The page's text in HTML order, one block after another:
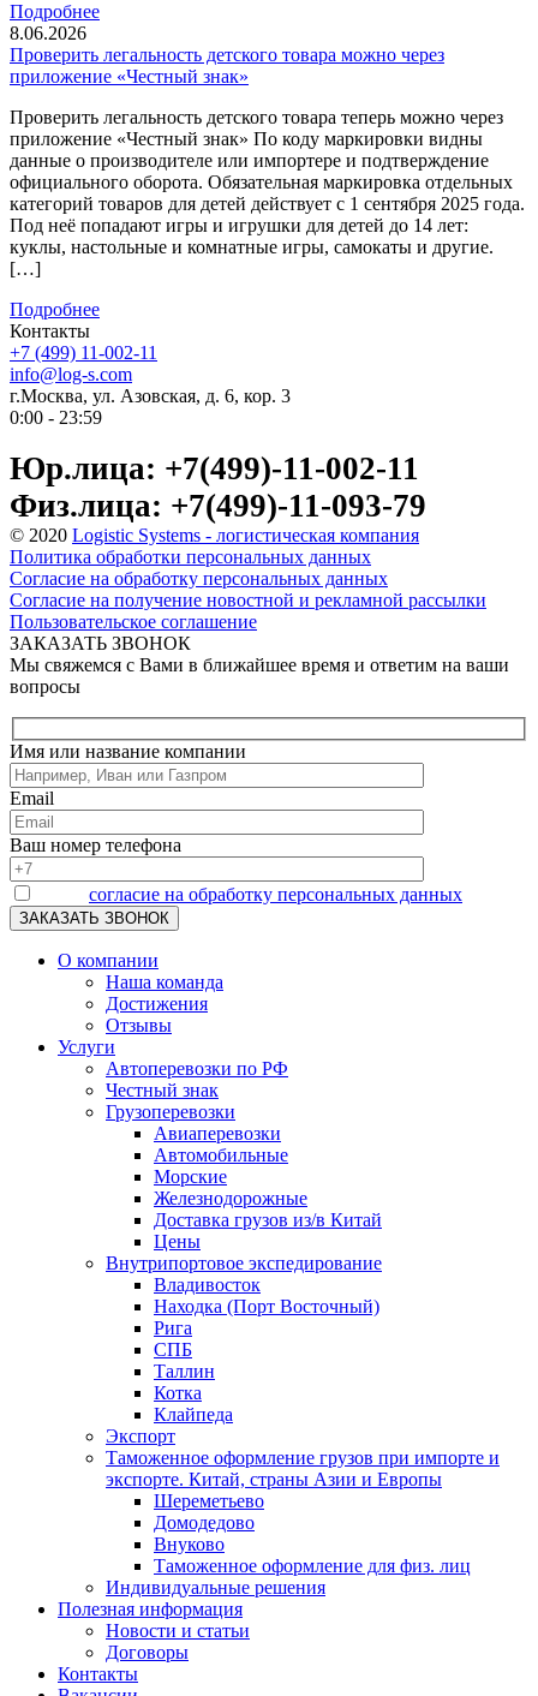
Подробнее
8.06.2026
Проверить легальность детского товара можно через
приложение «Честный знак»
Проверить легальность детского товара теперь можно через
приложение «Честный знак» По коду маркировки видны
данные о производителе или импортере и подтверждение
официального оборота. Обязательная маркировка отдельных
категорий товаров для детей действует с 1 сентября 2025 года.
Под неё попадают игры и игрушки для детей до 14 лет:
куклы, настольные и комнатные игры, самокаты и другие.
[…]
Подробнее
Контакты
+7 (499) 11-002-11
info@log-s.com
г.Москва, ул. Азовская, д. 6, кор. 3
0:00 - 23:59
Юр.лица: +7(499)-11-002-11
Физ.лица: +7(499)-11-093-79
© 2020 Logistic Systems - логистическая компания
Политика обработки персональных данных
Согласие на обработку персональных данных
Согласие на получение новостной и рекламной рассылки
Пользовательское соглашение
ЗАКАЗАТЬ ЗВОНОК
Мы свяжемся с Вами в ближайшее время и ответим на ваши
вопросы
Имя или название компании
Email
Ваш номер телефона
согласие на обработку персональных данных
О компании
Наша команда
Достижения
Отзывы
Услуги
Автоперевозки по РФ
Честный знак
Грузоперевозки
Авиаперевозки
Автомобильные
Морские
Железнодорожные
Доставка грузов из/в Китай
Цены
Внутрипортовое экспедирование
Владивосток
Находка (Порт Восточный)
Рига
СПБ
Таллин
Котка
Клайпеда
Экспорт
Таможенное оформление грузов при импорте и
экспорте. Китай, страны Азии и Европы
Шереметьево
Домодедово
Внуково
Таможенное оформление для физ. лиц
Индивидуальные решения
Полезная информация
Новости и статьи
Договоры
Контакты